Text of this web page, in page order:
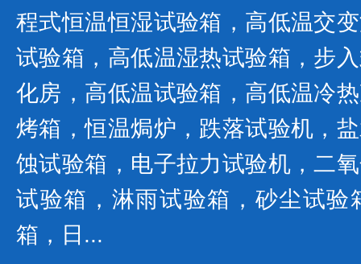
程式恒温恒湿试验箱，高低温交
试验箱，高低温湿热试验箱，步
化房，高低温试验箱，高低温冷
烤箱，恒温焗炉，跌落试验机，
蚀试验箱，电子拉力试验机，二
试验箱，淋雨试验箱，砂尘试验
箱，日...